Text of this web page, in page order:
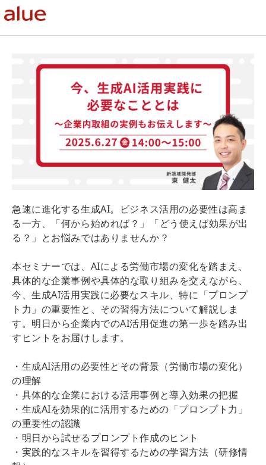
急速に進化する生成AI。ビジネス活用の必要性は高ま
る一方、「何から始めれば？」「どう使えば効果が出
る？」とお悩みではありませんか？
本セミナーでは、AIによる労働市場の変化を踏まえ、
具体的な企業事例や具体的な取り組みを交えながら、
今、生成AI活用実践に必要なスキル、特に「プロンプ
ト力」の重要性と、その習得方法について解説しま
す。明日から企業内でのAI活用促進の第一歩を踏み出
すヒントをお届けします。
・生成AI活用の必要性とその背景（労働市場の変化）
の理解
・具体的な企業における活用事例と導入効果の把握
・生成AIを効果的に活用するための「プロンプト力」
の重要性の認識
・明日から試せるプロンプト作成のヒント
・実践的なスキルを習得するための学習方法（研修情